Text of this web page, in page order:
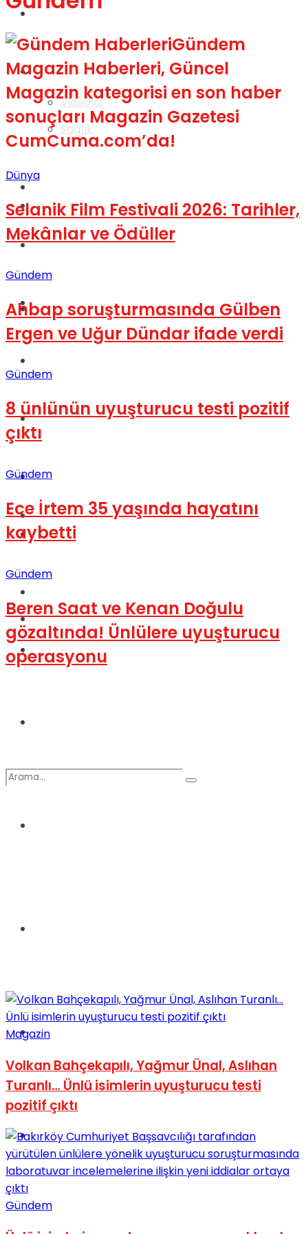
Videolar
Gündem
Yaşam
Sağlık
TV
Kadınca
Sinema
Tatil
Gündem
Yaşam
Sağlık
Kadınca
Dünya
Müzik
Sinema
Tatil
Podcast
Gündem
Magazin Haberleri, Güncel
Magazin kategorisi en son haber
sonuçları Magazin Gazetesi
CumCuma.com’da!
Dünya
Selanik Film Festivali 2026: Tarihler,
Mekânlar ve Ödüller
Gündem
Ahbap soruşturmasında Gülben
Ergen ve Uğur Dündar ifade verdi
Gündem
8 ünlünün uyuşturucu testi pozitif
çıktı
Gündem
Ece İrtem 35 yaşında hayatını
kaybetti
Gündem
Beren Saat ve Kenan Doğulu
gözaltında! Ünlülere uyuşturucu
operasyonu
Magazin
Volkan Bahçekapılı, Yağmur Ünal, Aslıhan
Turanlı… Ünlü isimlerin uyuşturucu testi
pozitif çıktı
Gündem